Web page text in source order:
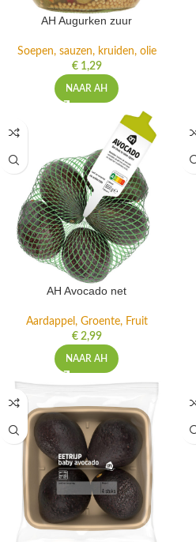
AH Augurken zuur
Soepen, sauzen, kruiden, olie
€1,29
NAAR AH
AH Avocado net
Aardappel, Groente, Fruit
€2,99
NAAR AH